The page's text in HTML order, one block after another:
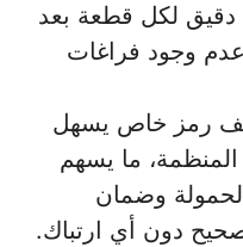
دقيق لكل قطعة بعد
عدم وجود فراغات
رمز خاص يسهل
ما يسهم
وضمان
دون أي ارتباك.